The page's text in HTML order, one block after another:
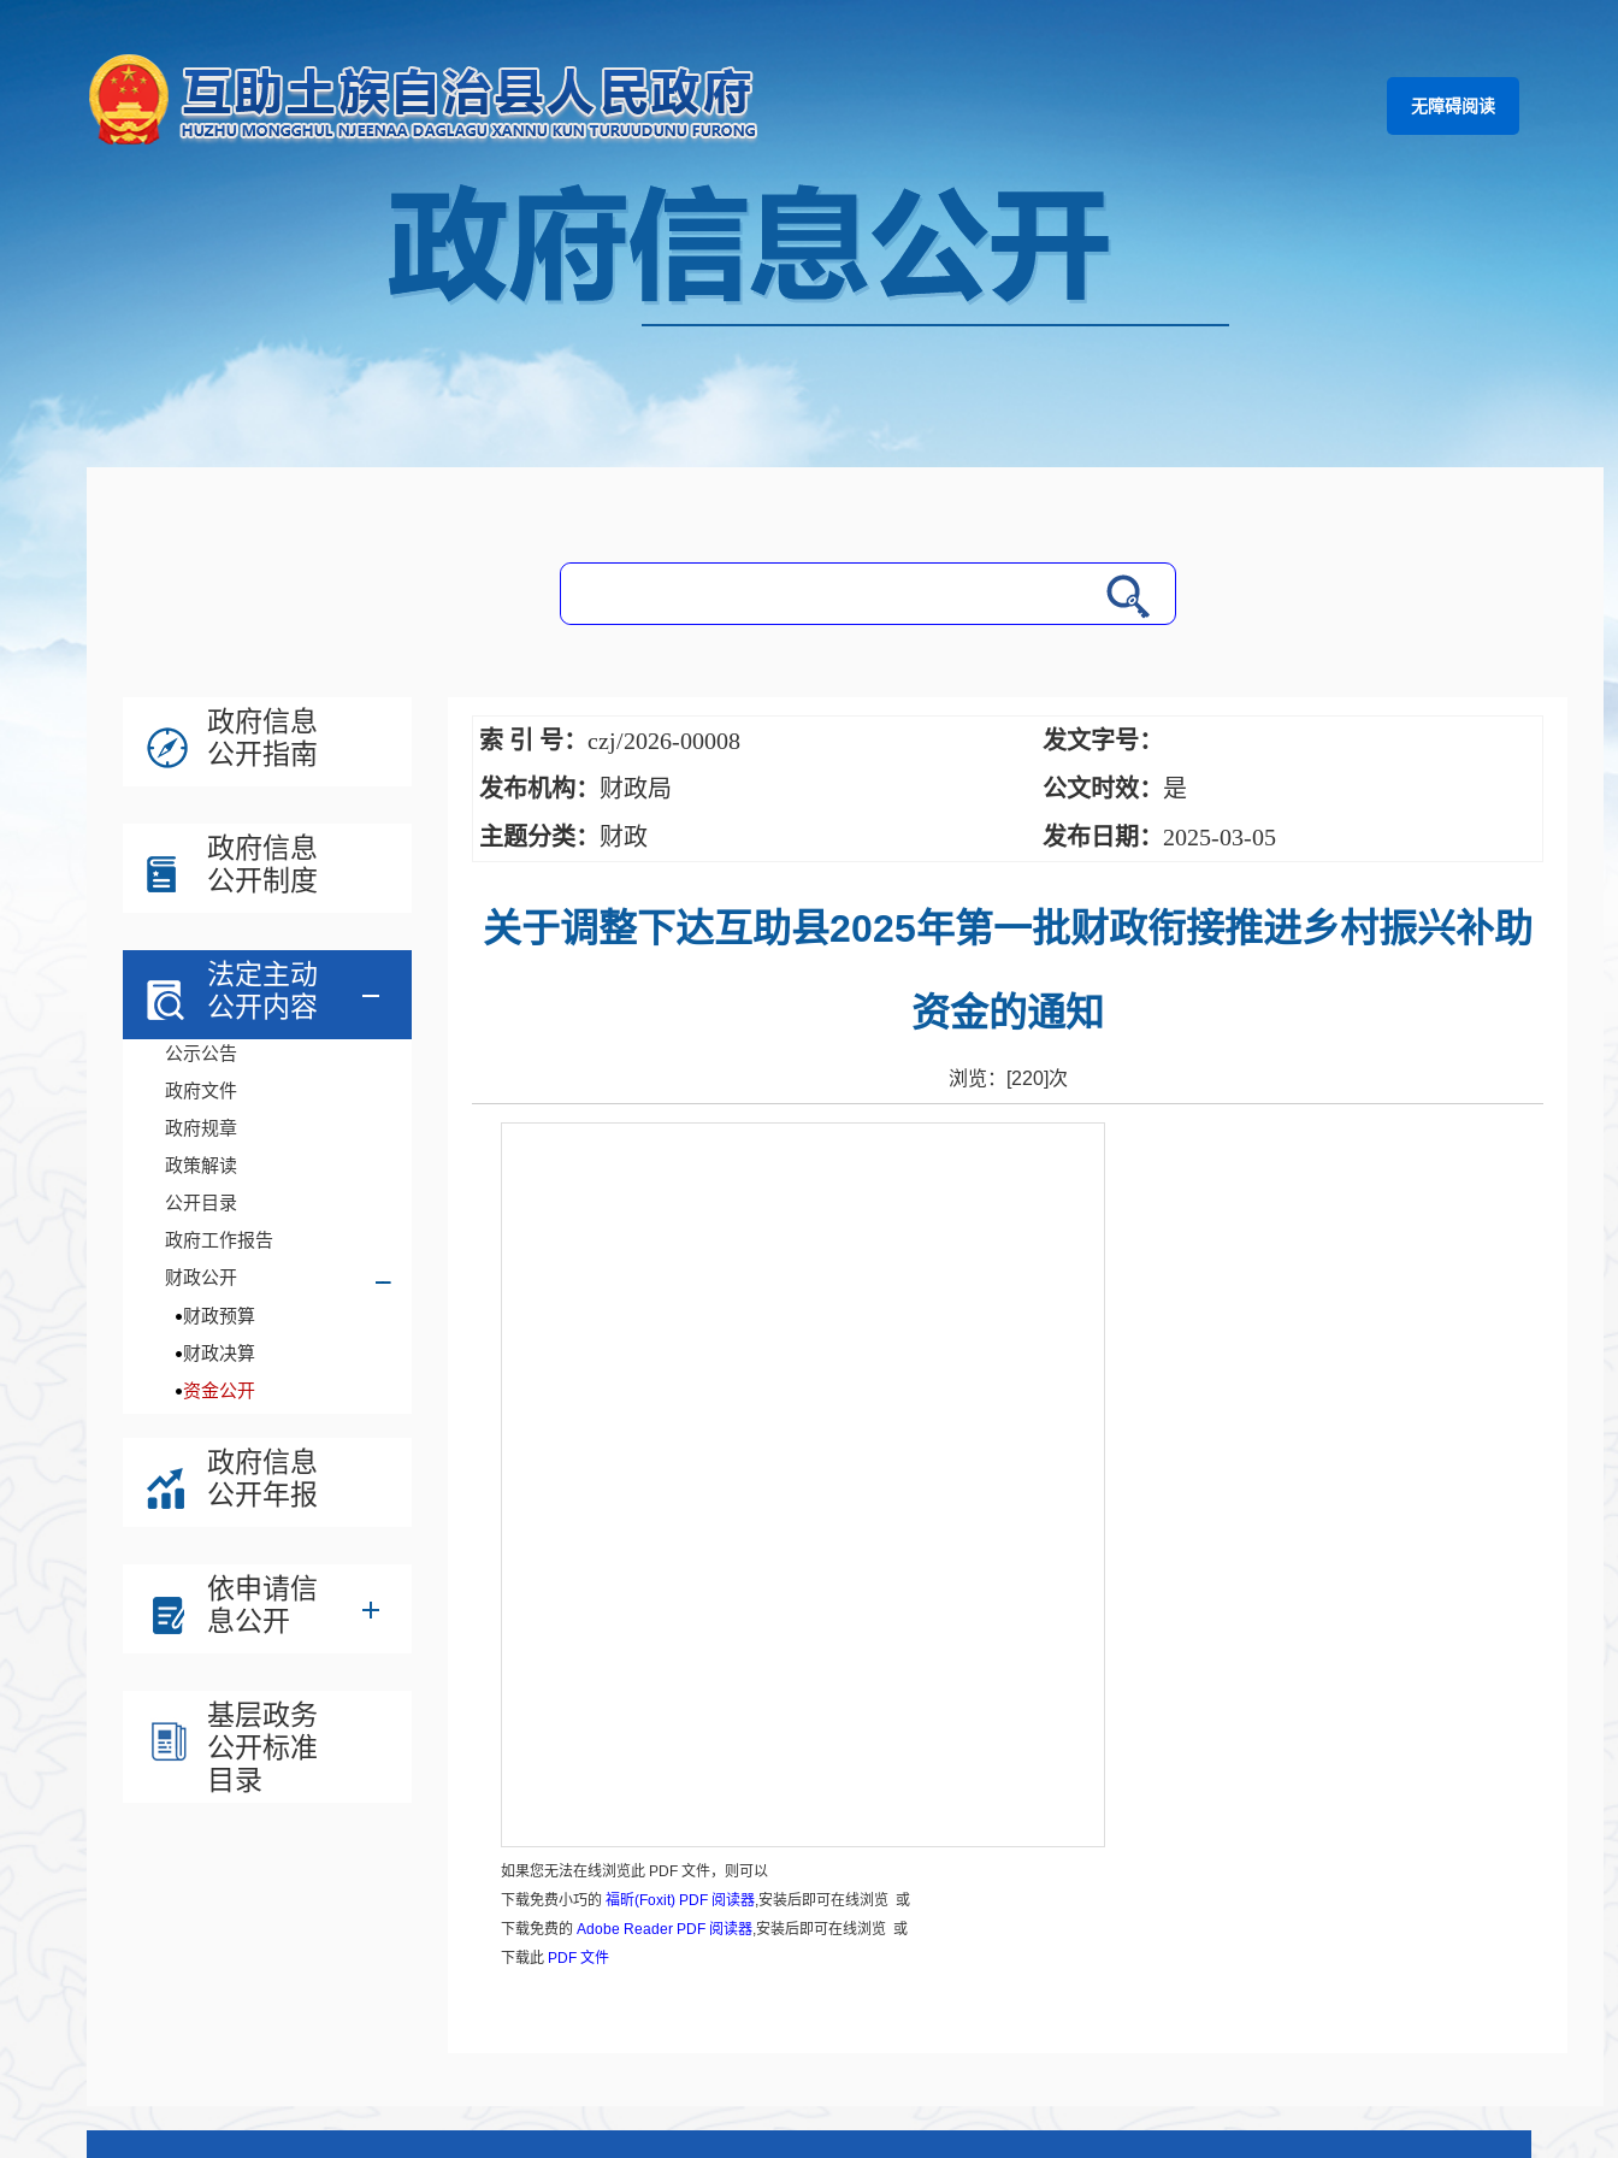
无障碍阅读
政府信息
公开指南
政府信息
公开制度
法定主动
公开内容
公示公告
政府文件
政府规章
政策解读
公开目录
政府工作报告
财政公开
财政预算
财政决算
资金公开
政府信息
公开年报
依申请信
息公开
基层政务
公开标准
目录
索 引 号： czj/2026-00008
发文字号：
发布机构： 财政局 公文时效： 是
主题分类： 财政 发布日期： 2025-03-05
关于调整下达互助县2025年第一批财政衔接推进乡村振兴补助
资金的通知
浏览：[220]次
如果您无法在线浏览此 PDF 文件，则可以
下载免费小巧的 福昕(Foxit) PDF 阅读器,安装后即可在线浏览 或
下载免费的 Adobe Reader PDF 阅读器,安装后即可在线浏览 或
下载此 PDF 文件